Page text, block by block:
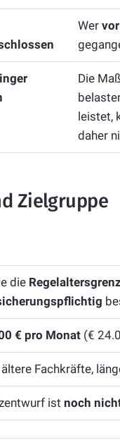
Wer
Die
leistet,
daher
Zielgruppe
die
€ pro Monat (€
Fachkräfte,
ist noch